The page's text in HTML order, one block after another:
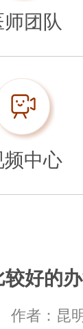
师团队
频中心
好的
作者：昆